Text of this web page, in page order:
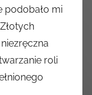
podobało mi
roli